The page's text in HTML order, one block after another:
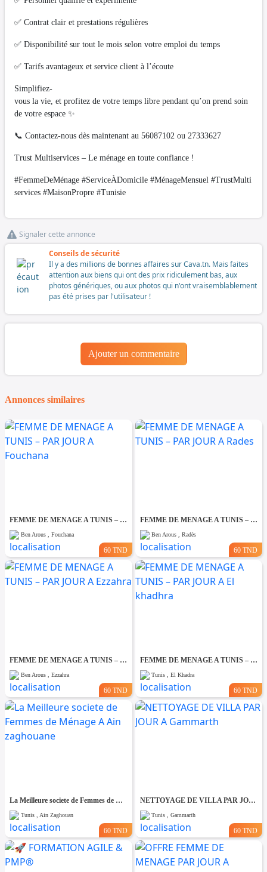
✅ Contrat clair et prestations régulières
✅ Disponibilité sur tout le mois selon votre emploi du temps
✅ Tarifs avantageux et service client à l’écoute
Simplifiez-
vous la vie, et profitez de votre temps libre pendant qu’on prend soin
de votre espace ✨
📞 Contactez-nous dès maintenant au 56087102 ou 27333627
Trust Multiservices – Le ménage en toute confiance !
#FemmeDeMénage #ServiceÀDomicile #MénageMensuel #TrustMulti
services #MaisonPropre #Tunisie
Signaler cette annonce
Conseils de sécurité
Il y a des millions de bonnes affaires sur Cava.tn. Mais faites
attention aux biens qui ont des prix ridiculement bas, aux
photos génériques, ou aux photos qui n'ont vraisemblablement
pas été prises par l'utilisateur !
Ajouter un commentaire
Annonces similaires
FEMME DE MENAGE A TUNIS – PAR JOUR A Fouchana
Ben Arous , Fouchana
60 TND
FEMME DE MENAGE A TUNIS – PAR JOUR A Rades
Ben Arous , Radès
60 TND
FEMME DE MENAGE A TUNIS – PAR JOUR A Ezzahra
Ben Arous , Ezzahra
60 TND
FEMME DE MENAGE A TUNIS – PAR JOUR A El khadhra
Tunis , El Khadra
60 TND
La Meilleure societe de Femmes de Ménage A Ain zaghouane
Tunis , Ain Zaghouan
60 TND
NETTOYAGE DE VILLA PAR JOUR A Gammarth
Tunis , Gammarth
60 TND